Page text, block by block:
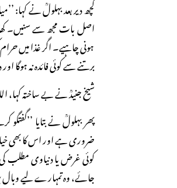
کچھ دیر بعد بہلولؒ نے کہا:
اصل بات مجھ سے سنیں۔
ہونی چاہیے۔ اگر غذا میں
برتنے سے کوئی فائدہ نہ
شیخ جنیدؒ نے بے ساختہ کہا،
پھر بہلولؒ نے بتایا
ضروری ہے اور اس کا بھی
کوئی غرض یا دنیاوی مطلب
جائے، وہ تمہارے لیے